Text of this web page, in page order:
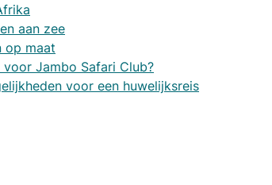
aan zee
op maat
voor Jambo Safari Club?
voor een huwelijksreis